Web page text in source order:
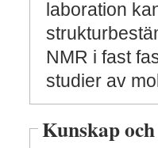
laboration
NMR i fast
studier av
Kunskap